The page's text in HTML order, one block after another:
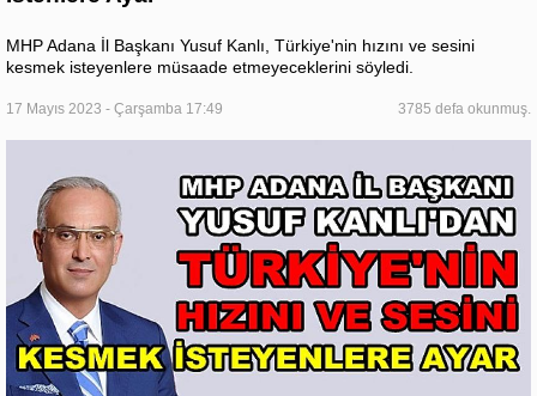
MHP Adana İl Başkanı Yusuf Kanlı, Türkiye'nin hızını ve sesini
kesmek isteyenlere müsaade etmeyeceklerini söyledi.
17 Mayıs 2023 - Çarşamba 17:49 3785 defa okunmuş.